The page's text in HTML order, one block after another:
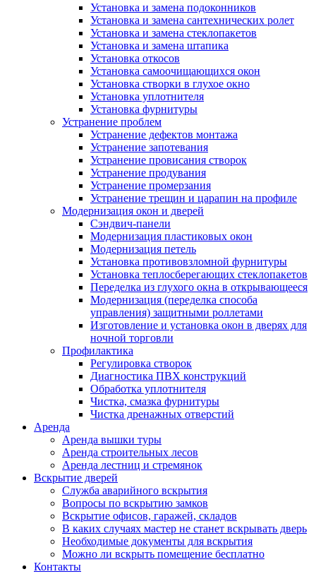
Установка и замена подоконников
Установка и замена сантехнических ролет
Установка и замена стеклопакетов
Установка и замена штапика
Установка откосов
Установка самоочищающихся окон
Установка створки в глухое окно
Установка уплотнителя
Установка фурнитуры
Устранение проблем
Устранение дефектов монтажа
Устранение запотевания
Устранение провисания створок
Устранение продувания
Устранение промерзания
Устранение трещин и царапин на профиле
Модернизация окон и дверей
Сэндвич-панели
Модернизация пластиковых окон
Модернизация петель
Установка противовзломной фурнитуры
Установка теплосберегающих стеклопакетов
Переделка из глухого окна в открывающееся
Модернизация (переделка способа
управления) защитными роллетами
Изготовление и установка окон в дверях для
ночной торговли
Профилактика
Регулировка створок
Диагностика ПВХ конструкций
Обработка уплотнителя
Чистка, смазка фурнитуры
Чистка дренажных отверстий
Аренда
Аренда вышки туры
Аренда строительных лесов
Аренда лестниц и стремянок
Вскрытие дверей
Служба аварийного вскрытия
Вопросы по вскрытию замков
Вскрытие офисов, гаражей, складов
В каких случаях мастер не станет вскрывать дверь
Необходимые документы для вскрытия
Можно ли вскрыть помещение бесплатно
Контакты